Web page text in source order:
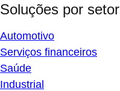
Soluções por setor
Automotivo
Serviços financeiros
Saúde
Industrial